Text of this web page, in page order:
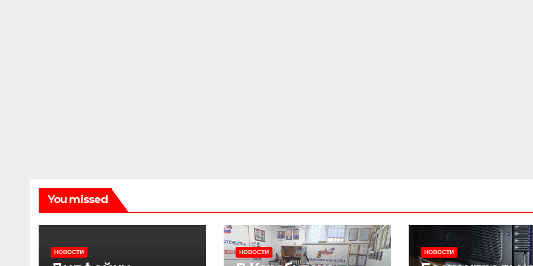
You missed
НОВОСТИ НОВОСТИ НОВОСТИ